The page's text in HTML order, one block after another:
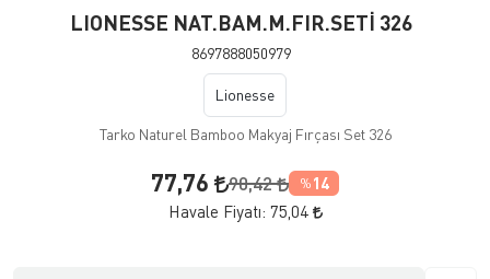
LIONESSE NAT.BAM.M.FIR.SETİ 326
8697888050979
Lionesse
Tarko Naturel Bamboo Makyaj Fırçası Set 326
77,76 90,42 % 14
Havale Fiyatı: 75,04